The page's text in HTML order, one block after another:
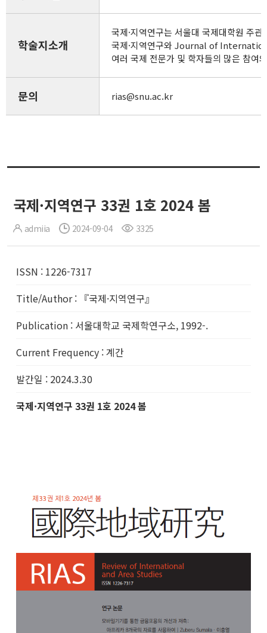
학술지소개
국제·지역연구는 서울대 국제대학원 주
국제·지역연구와 Journal of
여러 국제 전문가 및 학자들의 많은 참여
문의 rias@snu.ac.kr
국제·지역연구 33권 1호 2024 봄
admiia 2024-09-04 3325
ISSN : 1226-7317
Title/Author: 『국제·지역연구』
Publication : 서울대학교 국제학연구소, 1992-.
Current Frequency :계간
발간일 : 2024.3.30
국제·지역연구 33권 1호 2024 봄